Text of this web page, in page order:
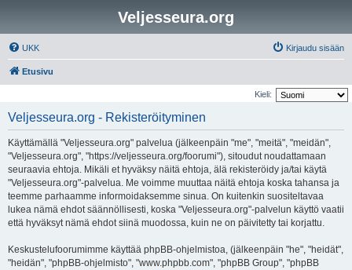
Veljesseura.org
UKK Kirjaudu sisään
Etusivu
Kieli:
Veljesseura.org - Rekisteröityminen
Käyttämällä "Veljesseura.org" palvelua (jälkeenpäin "me", "meitä", "meidän",
"Veljesseura.org", "https://veljesseura.org/foorumi"), sitoudut noudattamaan
seuraavia ehtoja. Mikäli et hyväksy näitä ehtoja, älä rekisteröidy ja/tai käytä
"Veljesseura.org"-palvelua. Me voimme muuttaa näitä ehtoja koska tahansa ja
teemme parhaamme informoidaksemme sinua. On kuitenkin suositeltavaa
lukea nämä ehdot säännöllisesti, koska "Veljesseura.org"-palvelun käyttö vaatii
että hyväksyt nämä ehdot siinä muodossa, kuin ne on päivitetty tai korjattu.
Keskustelufoorumimme käyttää phpBB-ohjelmistoa, (jälkeenpäin "he", "heidät",
"heidän", "phpBB-ohjelmisto", "www.phpbb.com", "phpBB Group", "phpBB